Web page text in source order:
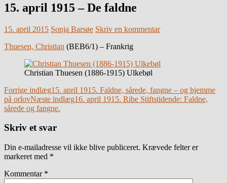
15. april 1915 – De faldne
15. april 2015 Sonja Barsøe Skriv en kommentar
Thuesen, Christian (BEB6/1) – Frankrig
Christian Thuesen (1886-1915) Ulkebøl
Indlægsnavigation
Forrige indlæg15. april 1915. Faldne, sårede, fangne – og hjemme
på orlovNæste indlæg16. april 1915. Ribe Stiftstidende: Faldne,
sårede og fangne.
Skriv et svar
Din e-mailadresse vil ikke blive publiceret. Krævede felter er
markeret med *
Kommentar *